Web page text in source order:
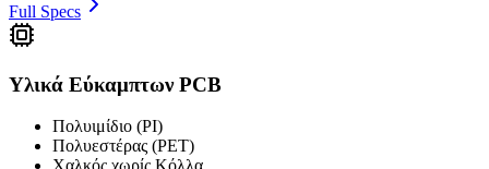
Full Specs
Υλικά Εύκαμπτων PCB
Πολυιμίδιο (PI)
Πολυεστέρας (PET)